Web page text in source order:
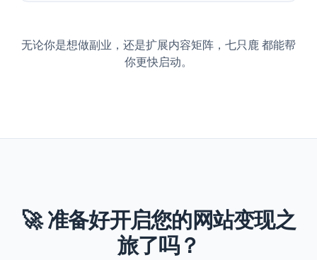
无论你是想做副业，还是扩展内容矩阵，七只鹿 都能帮
你更快启动。
🚀 准备好开启您的网站变现之
旅了吗？